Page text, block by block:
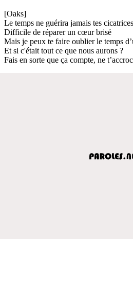
[Oaks]
Le temps ne guérira jamais tes cicatrices
Difficile de réparer un cœur brisé
Mais je peux te faire oublier le temps
Et si c'était tout ce que nous aurons ?
Fais en sorte que ça compte, ne